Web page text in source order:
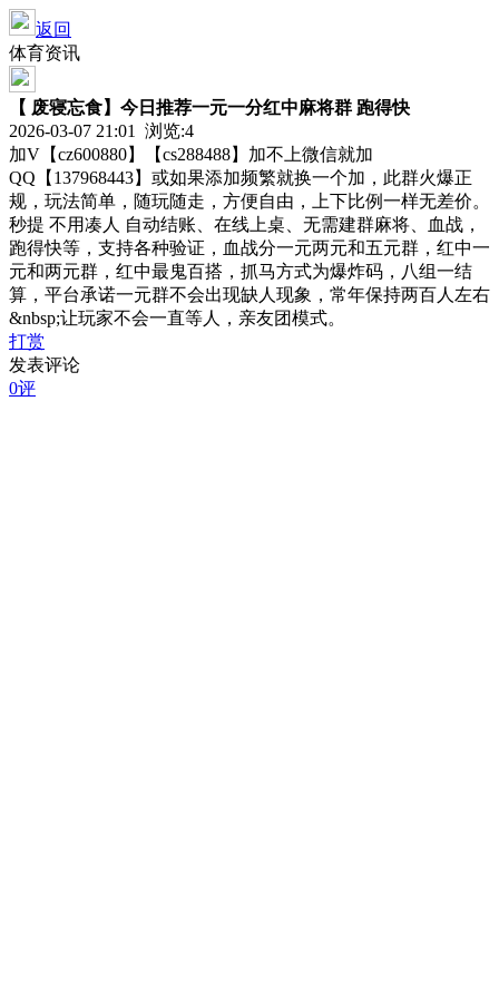
返回
体育资讯
【 废寝忘食】今日推荐一元一分红中麻将群 跑得快
2026-03-07 21:01 浏览:4
加V【cz600880】【cs288488】加不上微信就加
QQ【137968443】或如果添加频繁就换一个加，此群火爆正
规，玩法简单，随玩随走，方便自由，上下比例一样无差价。
秒提 不用凑人 自动结账、在线上桌、无需建群麻将、血战，
跑得快等，支持各种验证，血战分一元两元和五元群，红中一
元和两元群，红中最鬼百搭，抓马方式为爆炸码，八组一结
算，平台承诺一元群不会出现缺人现象，常年保持两百人左右
&nbsp;让玩家不会一直等人，亲友团模式。
打赏
发表评论
0评